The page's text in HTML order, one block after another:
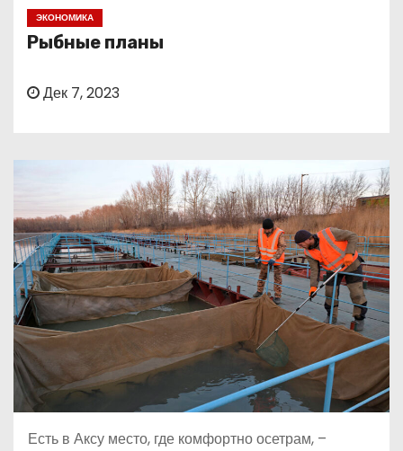
ЭКОНОМИКА
Рыбные планы
Дек 7, 2023
Есть в Аксу место, где комфортно осетрам, –